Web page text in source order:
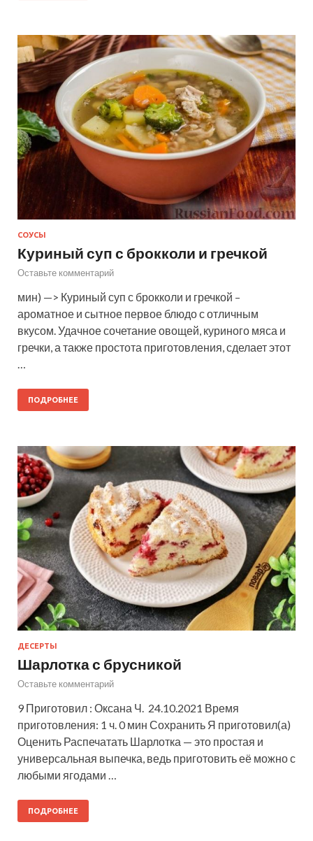
СОУСЫ
Куриный суп с брокколи и гречкой
Оставьте комментарий
мин) —> Куриный суп с брокколи и гречкой –
ароматное и сытное первое блюдо с отличным
вкусом. Удачное сочетание овощей, куриного мяса и
гречки, а также простота приготовления, сделает этот
ПОДРОБНЕЕ
ДЕСЕРТЫ
Шарлотка с брусникой
Оставьте комментарий
9 Приготовил : Оксана Ч. 24.10.2021 Время
приготовления: 1 ч. 0 мин Сохранить Я приготовил(а)
Оценить Распечатать Шарлотка — это простая и
универсальная выпечка, ведь приготовить её можно с
любыми ягодами …
ПОДРОБНЕЕ